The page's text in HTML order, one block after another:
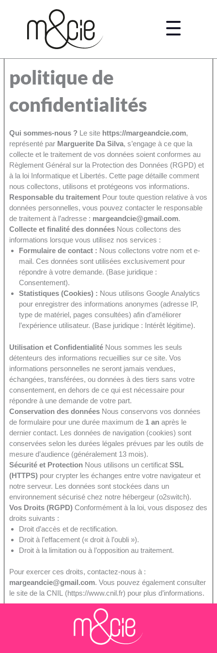
Menu
politique de
confidentialités
Qui sommes-nous ? Le site https://margeandcie.com,
représenté par Marguerite Da Silva, s’engage à ce que la
collecte et le traitement de vos données soient conformes au
Règlement Général sur la Protection des Données (RGPD) et
à la loi Informatique et Libertés. Cette page détaille comment
nous collectons, utilisons et protégeons vos informations.
Responsable du traitement Pour toute question relative à vos
données personnelles, vous pouvez contacter le responsable
de traitement à l’adresse : margeandcie@gmail.com.
Collecte et finalité des données Nous collectons des
informations lorsque vous utilisez nos services :
Formulaire de contact : Nous collectons votre nom et e-
mail. Ces données sont utilisées exclusivement pour
répondre à votre demande. (Base juridique :
Consentement).
Statistiques (Cookies) : Nous utilisons Google Analytics
pour enregistrer des informations anonymes (adresse IP,
type de matériel, pages consultées) afin d’améliorer
l’expérience utilisateur. (Base juridique : Intérêt légitime).
Utilisation et Confidentialité Nous sommes les seuls
détenteurs des informations recueillies sur ce site. Vos
informations personnelles ne seront jamais vendues,
échangées, transférées, ou données à des tiers sans votre
consentement, en dehors de ce qui est nécessaire pour
répondre à une demande de votre part.
Conservation des données Nous conservons vos données
de formulaire pour une durée maximum de 1 an après le
dernier contact. Les données de navigation (cookies) sont
conservées selon les durées légales prévues par les outils de
mesure d’audience (généralement 13 mois).
Sécurité et Protection Nous utilisons un certificatSSL
(HTTPS) pour crypter les échanges entre votre navigateur et
notre serveur. Les données sont stockées dans un
environnement sécurisé chez notre hébergeur (o2switch).
Vos Droits (RGPD) Conformément à la loi, vous disposez des
droits suivants :
Droit d’accès et de rectification.
Droit à l’effacement (« droit à l’oubli »).
Droit à la limitation ou à l’opposition au traitement.
Pour exercer ces droits, contactez-nous à :
margeandcie@gmail.com. Vous pouvez également consulter
le site de la CNIL (https://www.cnil.fr) pour plus d’informations.